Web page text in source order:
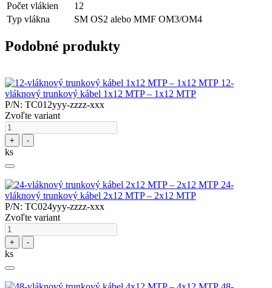
Počet vlákien
12
Typ vlákna
SM OS2 alebo MMF OM3/OM4
Podobné produkty
12-
vláknový trunkový kábel 1x12 MTP – 1x12 MTP
P/N: TC012yyy-zzzz-xxx
Zvoľte variant
+ -
ks
24-
vláknový trunkový kábel 2x12 MTP – 2x12 MTP
P/N: TC024yyy-zzzz-xxx
Zvoľte variant
+ -
ks